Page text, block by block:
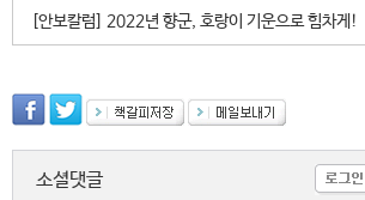
[안보칼럼] 2022년 향군, 호랑이 기운으로 힘차게!
소셜댓글